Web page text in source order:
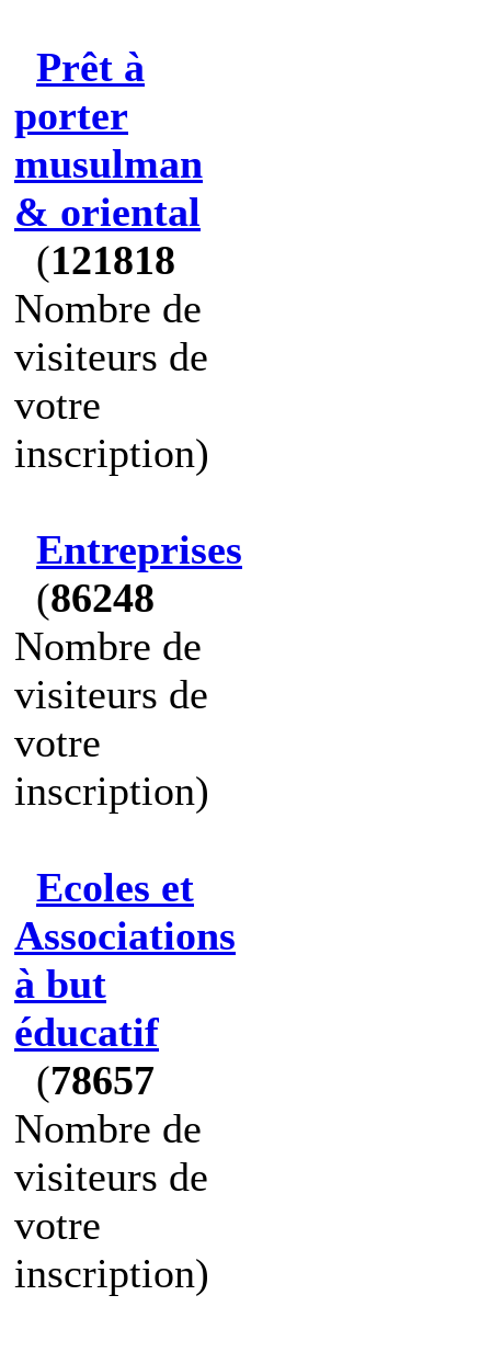
Prêt à
porter
musulman
& oriental
(121818
Nombre de
visiteurs de
votre
inscription)
Entreprises
(86248
Nombre de
visiteurs de
votre
inscription)
Ecoles et
Associations
à but
éducatif
(78657
Nombre de
visiteurs de
votre
inscription)